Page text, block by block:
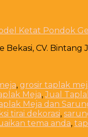
Ketat Pondok
CV. Bintang
, grosir taplak
Meja,Jual
Meja dan
tirai dekorasi,
tema anda,